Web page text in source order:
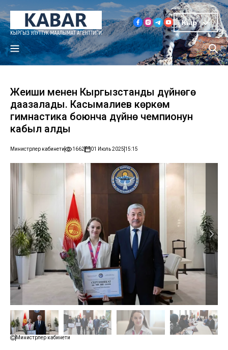
Кыр
Жеңиши менен Кыргызстанды дүйнөгө
даңазалады. Касымалиев көркөм
гимнастика боюнча дүйнө чемпионун
кабыл алды
Министрлер кабинети 1662 01 Июль 2025 15:15
Министрлер кабинети